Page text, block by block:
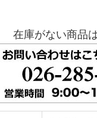
在庫がない商品